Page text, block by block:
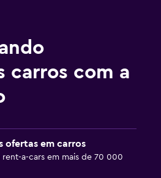
carros com a
ofertas em carros
rent-a-cars em mais de 70 000